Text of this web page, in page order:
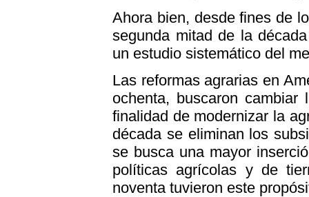
Ahora bien, desde fines de
segunda mitad de la
un estudio sistemático del
Las reformas agrarias en
ochenta, buscaron
finalidad de modernizar la
década se eliminan los
se busca una mayor
políticas agrícolas y de
noventa tuvieron este